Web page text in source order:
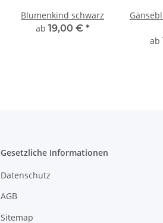
Blumenkind schwarz
ab 19,00 € *
ab
Gesetzliche Informationen
Datenschutz
AGB
Sitemap